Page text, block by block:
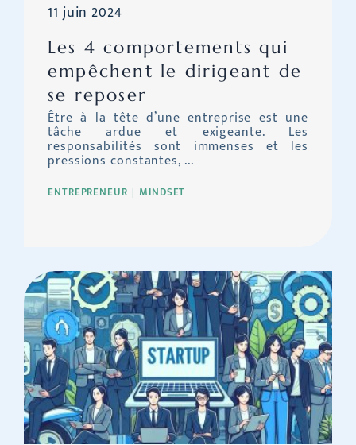
ENTREPRENEUR MINDSET
Les 4 comportements qui
empêchent le dirigeant de
se reposer
11 juin 2024
Être à la tête d’une entreprise est une
tâche ardue et exigeante. Les
responsabilités sont immenses et les
pressions constantes, ...